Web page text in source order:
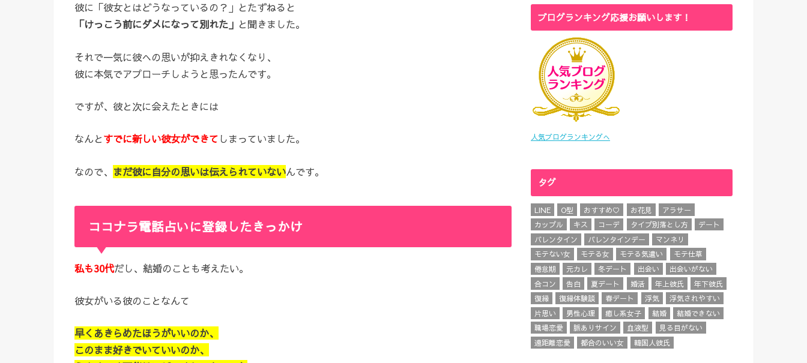
彼に「彼女とはどうなっているの？」とたずねると
「けっこう前にダメになって別れた」 と聞きました。
それで一気に彼への思いが抑えきれなくなり、
彼に本気でアプローチしようと思ったんです。
ですが、彼と次に会えたときには
なんとすでに新しい彼女ができて しまっていました。
なので、 まだ彼に自分の思いは伝えられていないんです。
ココナラ電話占いに登録したきっかけ
私も30代だし、結婚のことも考えたい。
彼女がいる彼のことなんて
早くあきらめたほうがいいのか、
このまま好きでいていいのか、
ブログランキング応援お願いします！
人気ブログランキングへ
タグ
LINE O型 おすすめ♡ お花見
アラサー
カップル
キス コーデ タイプ別落とし方
デート
バレンタイン
バレンタインデー
マンネリ
モテない女
モテる女 モテる気遣い
モテ仕草
倦怠期
元カレ 冬デート 出会い
出会いがない
合コン
告白 夏デート 婚活 年上彼氏
年下彼氏
復縁
復縁体験談 春デート 浮気
浮気されやすい
片思い
男性心理 癒し系女子 結婚
結婚できない
職場恋愛
脈ありサイン 血液型
見る目がない
遠距離恋愛
都合のいい女 韓国人彼氏